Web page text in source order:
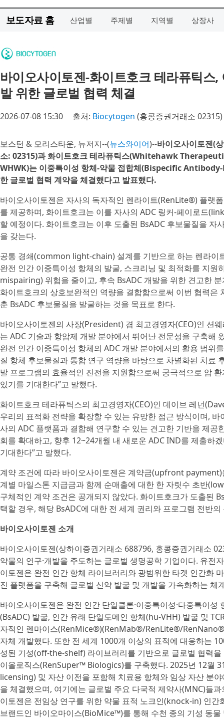
보도자료 홈 산업별 주제별 지역별 상장사
바이오사이토젠-화이트호크 테라퓨틱스
발 위한 글로벌 협력 체결
2026-07-08 15:30 출처: Biocytogen (홍콩증권거래소 02315)
보스턴 & 모리스타운, 뉴저지--(뉴스와이어)--바이오사이토젠(
소: 02315)과 화이트호크 테라퓨틱스(Whitehawk
WHWK)는 이중특이성 항체-약물 접합체(Bispecific
한 글로벌 협력 계약을 체결했다고 발표했다.
바이오사이토젠은 자사의 독자적인 렌라이트(RenLite®) 플랫
를 제공하며, 화이트호크는 이를 자사의 ADC 링커-페이로드
할 예정이다. 화이트호크는 이후 도출된 BsADC 후보물질을 자
을 갖는다.
공통 경쇄(common light-chain) 설계를 기반으로 하는 렌라이
완전 인간 이중특이성 항체의 발굴, 스크리닝 및 최적화를 지
mispairing) 위험을 줄이고, 후속 BsADC 개발을 위한 견고한
화이트호크의 상호보완적인 역량을 결합함으로써 이번 협력은
춘 BsADC 후보물질을 발굴하는 것을 목표로 한다.
바이오사이토젠의 사장(President) 겸 최고경영자(CEO)인 션
는 ADC 기술과 항암제 개발 분야에서 뛰어난 전문성을 구축해
완전 인간 이중특이성 항체의 ADC 개발 분야에서의 활용 범위
질 항체 후보물질과 통합 연구 역량을 바탕으로 차별화된 치료
발 프로그램의 효율적인 진전을 지원함으로써 궁극적으로 암
있기를 기대한다”고 말했다.
화이트호크 테라퓨틱스의 최고경영자(CEO)인 데이브 레넌
우리의 표적화 전략을 확장할 수 있는 유망한 접근 방식이며,
사의 ADC 플랫폼과 결합해 연구할 수 있는 견고한 기반을 제공
회를 확대하고, 향후 12~24개월 내 새로운 ADC IND를 제출하
기대한다”고 말했다.
계약 조건에 따라 바이오사이토젠은 계약금(upfront payment)
계별 마일스톤 지급금과 함께 순매출에 대한 한 자릿수 초반
구체적인 계약 조건은 공개되지 않았다. 화이트호크가 도출된
택할 경우, 해당 BsADC에 대한 전 세계 권리와 프로그램 전반
바이오사이토젠 소개
바이오사이토젠(상하이증권거래소 688796, 홍콩증권거래소
약물의 연구·개발을 주도하는 글로벌 생명공학 기업이다. 유전
이토젠은 완전 인간 항체 라이브러리와 광범위한 타겟 인간화
진 플랫폼을 구축해 글로벌 신약 발굴 및 개발을 가속화하는 체
바이오사이토젠은 완전 인간 단일클론·이중특이성·다중특이
(BsADC) 발굴, 인간 유래 단일도메인 항체(hu-VHH) 발굴 및
자적인 렌마이스(RenMice®)(RenMab®/RenLite®/
자체 개발했다. 또한 전 세계 1000개 이상의 표적에 대응하는
성된 기성(off-the-shelf) 라이브러리를 기반으로 글로벌 협력
이올로직스(RenSuper™ Biologics)를 구축했다. 2025년 12월
licensing) 및 자산 이전을 포함해 치료용 항체와 임상 자산 분
을 체결했으며, 여기에는 글로벌 주요 다국적 제약사(MNC)들
이토젠은 전임상 연구를 위한 약물 표적 노크인(knock-in) 인간
브랜드인 바이오마이스(BioMice™)를 통해 수천 종의 기성 동